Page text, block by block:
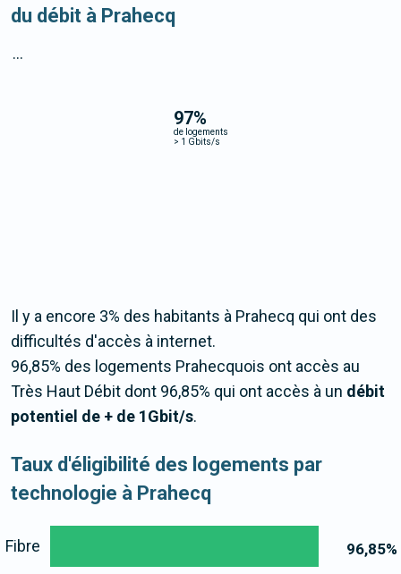
du débit à Prahecq
97%
de logements
> 1 Gbits/s
...
Il y a encore 3% des habitants à Prahecq qui ont des
difficultés d'accès à internet.
96,85% des logements Prahecquois ont accès au
Très Haut Débit dont 96,85% qui ont accès à un débit
potentiel de + de 1Gbit/s.
Taux d'éligibilité des logements par
technologie à Prahecq
96,85%
Fibre